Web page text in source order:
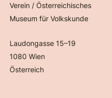
Verein / Österreichisches
Museum für Volkskunde
Laudongasse 15–19
1080 Wien
Österreich